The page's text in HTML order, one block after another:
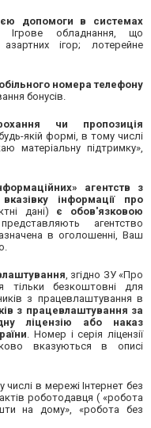
допомоги в системах
Ігрове обладнання, що
ігор; лотерейне
номера телефону
бонусів.
чи пропозиція
якій формі, в тому числі
матеріальну підтримку»,
агентств з
вказівку інформації про
дані) є обов'язковою
агентство
в оголошенні, Ваш
, згідно ЗУ «Про
тільки безкоштовні для
з працевлаштування в
з працевлаштування за
ліцензію або наказ
. Номер і серія ліцензії
вказуються в описі
числі в мережі Інтернет без
роботодавця ( «робота
на дому», «робота без